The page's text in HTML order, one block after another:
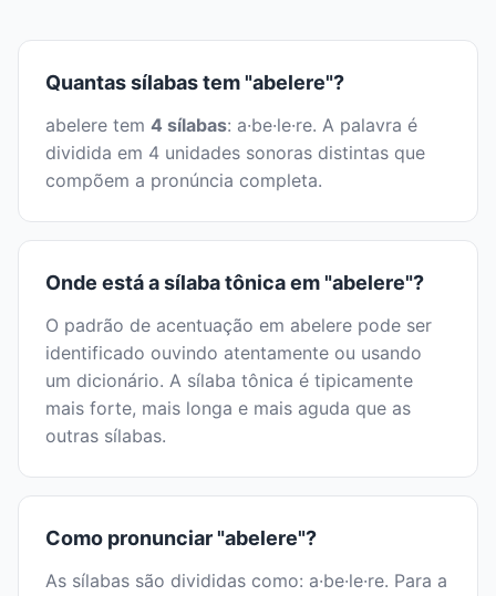
Quantas sílabas tem "abelere"?
abelere tem 4 sílabas: a·be·le·re. A palavra é
dividida em 4 unidades sonoras distintas que
compõem a pronúncia completa.
Onde está a sílaba tônica em "abelere"?
O padrão de acentuação em abelere pode ser
identificado ouvindo atentamente ou usando
um dicionário. A sílaba tônica é tipicamente
mais forte, mais longa e mais aguda que as
outras sílabas.
Como pronunciar "abelere"?
As sílabas são divididas como: a·be·le·re. Para a